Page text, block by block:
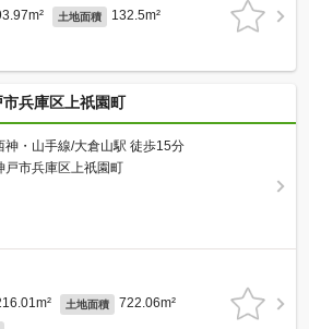
土地面積 132.5m²
兵庫区上祇園町
神・山手線/大倉山駅 徒歩15分
戸市兵庫区上祇園町
土地面積 722.06m²